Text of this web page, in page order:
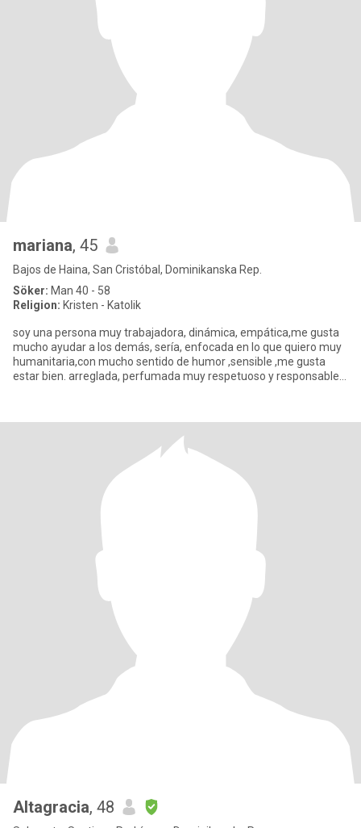
mariana, 45
Bajos de Haina, San Cristóbal, Dominikanska Rep.
Söker: Man 40 - 58
Religion: Kristen - Katolik
soy una persona muy trabajadora, dinámica, empática,me gusta
mucho ayudar a los demás, sería, enfocada en lo que quiero muy
humanitaria,con mucho sentido de humor ,sensible ,me gusta
estar bien. arreglada, perfumada muy respetuoso y responsable,
Altagracia, 48